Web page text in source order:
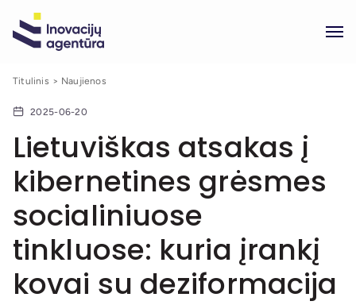
Titulinis Naujienos
2025-06-20
Lietuviškas atsakas į
kibernetines grėsmes
socialiniuose
tinkluose: kuria įrankį
kovai su deziformacija